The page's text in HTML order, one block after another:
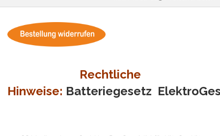
Rechtliche
Hinweise: Batteriegesetz